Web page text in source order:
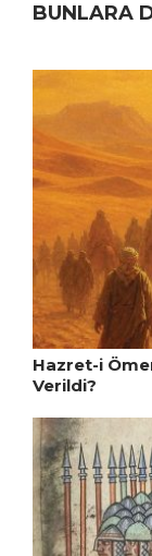
BUNLARA
Hazret-i
Verildi?